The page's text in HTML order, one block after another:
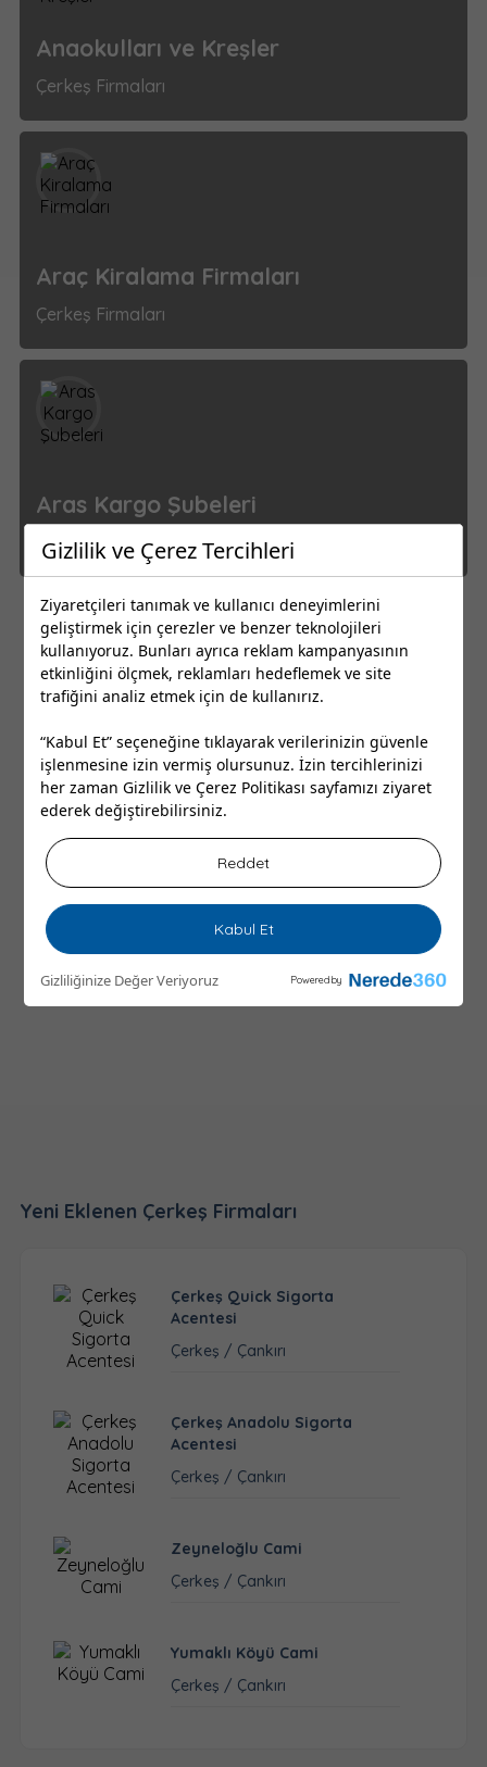
Gizlilik ve Çerez Tercihleri
Ziyaretçileri tanımak ve kullanıcı deneyimlerini
geliştirmek için çerezler ve benzer teknolojileri
kullanıyoruz. Bunları ayrıca reklam kampanyasının
etkinliğini ölçmek, reklamları hedeflemek ve site
trafiğini analiz etmek için de kullanırız.
“Kabul Et” seçeneğine tıklayarak verilerinizin güvenle
işlenmesine izin vermiş olursunuz. İzin tercihlerinizi
her zamanGizlilik ve Çerez Politikası sayfamızı ziyaret
ederek değiştirebilirsiniz.
Reddet
Kabul Et
Gizliliğinize Değer Veriyoruz Powered by
Anaokulları ve Kreşler
Çerkeş Firmaları
Araç Kiralama Firmaları
Çerkeş Firmaları
Aras Kargo Şubeleri
Çerkeş Firmaları
1 2 3
Yeni Eklenen Çerkeş Firmaları
Çerkeş Quick Sigorta
Acentesi
Çerkeş / Çankırı
Çerkeş Anadolu Sigorta
Acentesi
Çerkeş / Çankırı
Zeyneloğlu Cami
Çerkeş / Çankırı
Yumaklı Köyü Cami
Çerkeş / Çankırı